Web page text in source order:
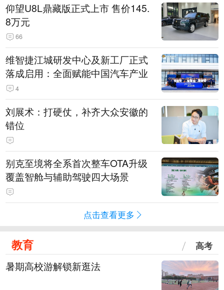
仰望U8L鼎藏版正式上市 售价145.
8万元
66
维智捷江城研发中心及新工厂正式
落成启用：全面赋能中国汽车产业
4
刘展术：打硬仗，补齐大众安徽的
错位
别克至境将全系首次整车OTA升级
覆盖智舱与辅助驾驶四大场景
点击查看更多
教育 高考
暑期高校游解锁新逛法